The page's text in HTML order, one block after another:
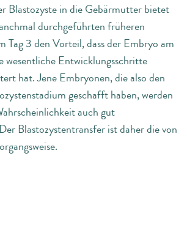
Blastozyste in die Gebärmutter bietet
durchgeführten früheren
Tag 3 den Vorteil, dass der Embryo am
wesentliche Entwicklungsschritte
hat. Jene Embryonen, die also den
geschafft haben, werden
auch gut
Blastozystentransfer ist daher die von